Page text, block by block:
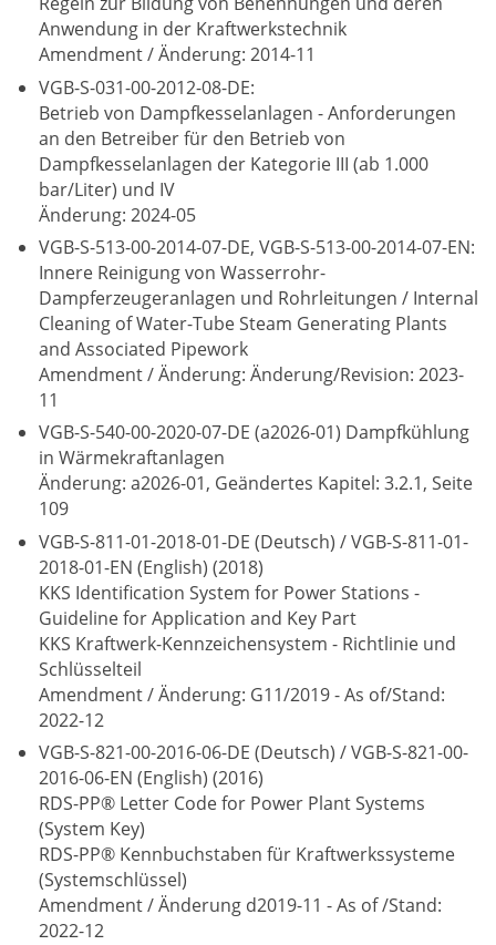
Anwendung in der Kraftwerkstechnik
Amendment / Änderung: 2014-11
VGB-S-031-00-2012-08-DE:
Betrieb von Dampfkesselanlagen - Anforderungen
an den Betreiber für den Betrieb von
Dampfkesselanlagen der Kategorie III (ab 1.000
bar/Liter) und IV
Änderung: 2024-05
VGB-S-513-00-2014-07-DE, VGB-S-513-00-2014-07-EN:
Innere Reinigung von Wasserrohr-
Dampferzeugeranlagen und Rohrleitungen / Internal
Cleaning of Water-Tube Steam Generating Plants
and Associated Pipework
Amendment / Änderung: Änderung/Revision: 2023-
11
VGB-S-540-00-2020-07-DE (a2026-01) Dampfkühlung
in Wärmekraftanlagen
Änderung: a2026-01, Geändertes Kapitel: 3.2.1, Seite
109
VGB-S-811-01-2018-01-DE (Deutsch) / VGB-S-811-01-
2018-01-EN (English) (2018)
KKS Identification System for Power Stations -
Guideline for Application and Key Part
KKS Kraftwerk-Kennzeichensystem - Richtlinie und
Schlüsselteil
Amendment / Änderung: G11/2019 - As of/Stand:
2022-12
VGB-S-821-00-2016-06-DE (Deutsch) / VGB-S-821-00-
2016-06-EN (English) (2016)
RDS-PP® Letter Code for Power Plant Systems
(System Key)
RDS-PP® Kennbuchstaben für Kraftwerkssysteme
(Systemschlüssel)
Amendment / Änderung d2019-11 - As of /Stand:
2022-12